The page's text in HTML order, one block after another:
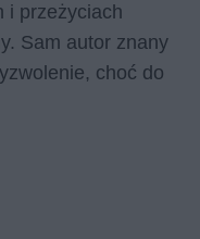
i przeżyciach
Sam autor znany
choć do